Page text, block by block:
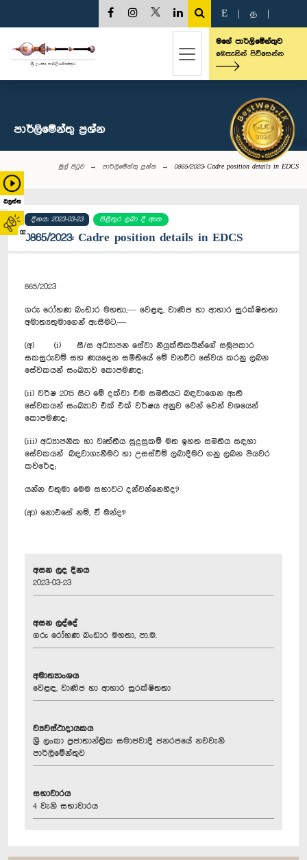
බලන්න
02
E த
මගේ පාර්ලිමේන්තුව
මෙතැනින් පිවිසෙන්න
පාර්ලි‌මේන්තු‌ ප්‍රශ්න
මුල් පිටුව පාර්ලි‌මේන්තු‌ ප්‍රශ්න 0865/2023: Cadre position details in EDCS
දිනය: 2023-03-23 පිළිතුර ලබා දී ඇත
0865/2023: Cadre position details in EDCS
865/2023
ගරු රෝහණ බංඩාර මහතා,— වෙළඳ, වාණිජ හා ආහාර සුරක්ෂිතතා
අමාත්‍යතුමාගෙන් ඇසීමට,—
(අ) (i) සී/ස අධ්‍යාපන සේවා නියුක්තිකයින්ගේ සමූපකාර
සකසුරුවම් සහ ණයදෙන සමිතියේ මේ වනවිට සේවය කරනු ලබන
සේවකයන් සංඛ්‍යාව කොපමණද;
(ii) වර්ෂ 2015 සිට මේ දක්වා එම සමිතියට බඳවාගෙන ඇති
සේවකයන් සංඛ්‍යාව එක් එක් වර්ෂය අනුව වෙන් වෙන් වශයෙන්
කොපමණද;
(iii) අධ්‍යාපනික හා වෘත්තීය සුදුසුකම් මත ඉහත සමිතිය සඳහා
සේවකයන් බඳවාගැනීමට හා උසස්වීම් ලබාදීමට ගනු ලබන පියවර
කවරේද;
යන්න එතුමා මෙම සභාවට දන්වන්නෙහිද?
(ආ) නොඑසේ නම්, ඒ මන්ද?
අසන ලද දිනය
2023-03-23
අසන ලද්දේ
ගරු රෝහණ බංඩාර මහතා, පා.ම.
අමාත්‍යාංශය
වෙළඳ, වාණිජ හා ආහාර සුරක්ෂිතතා
ව්‍යවස්ථාදායකය
ශ්‍රී ලංකා ප්‍රජාතාන්ත්‍රික සමාජවාදී ජනරජයේ නවවැනි
පාර්ලිමේන්තුව
සභාවාරය
4 වැනි සභාවාරය